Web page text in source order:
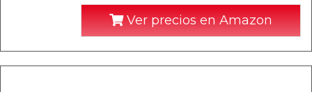
Ver precios en Amazon